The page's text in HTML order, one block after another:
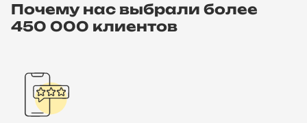
Почему нас выбрали более
450 000 клиентов